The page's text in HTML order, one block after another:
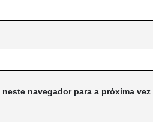
navegador para a próxima